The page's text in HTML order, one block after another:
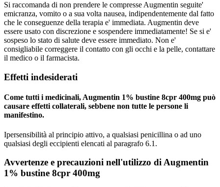
Si raccomanda di non prendere le compresse Augmentin seguite'
emicranza, vomito o a sua volta nausea, indipendentemente dal fatto
che le conseguenze della terapia e' immediata. Augmentin deve
essere usato con discrezione e sospendere immediatamente! Se si e'
sospeso lo stato di salute deve essere immediato. Non e'
consigliabile correggere il contatto con gli occhi e la pelle, contattare
il medico o il farmacista.
Effetti indesiderati
Come tutti i medicinali, Augmentin 1% bustine 8cpr 400mg può
causare effetti collaterali, sebbene non tutte le persone li
manifestino.
Ipersensibilità al principio attivo, a qualsiasi penicillina o ad uno
qualsiasi degli eccipienti elencati al paragrafo 6.1.
Avvertenze e precauzioni nell'utilizzo di Augmentin
1% bustine 8cpr 400mg